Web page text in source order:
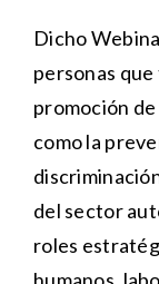
Dicho
personas
promoción
como la
del sector
roles